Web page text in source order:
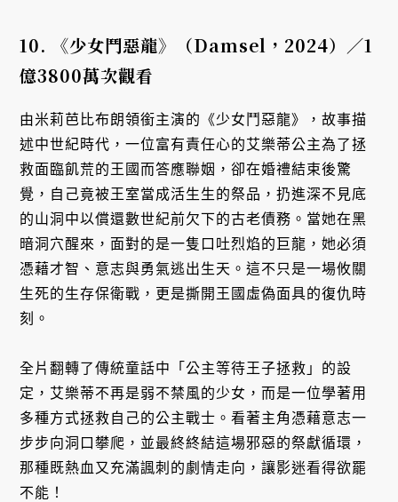
10. 《少女鬥惡龍》（Damsel ，2024）／1
億3800萬次觀看
由米莉芭比布朗領銜主演的《少女鬥惡龍》，故事描
述中世紀時代，一位富有責任心的艾樂蒂公主為了拯
救面臨飢荒的王國而答應聯姻，卻在婚禮結束後驚
覺，自己竟被王室當成活生生的祭品，扔進深不見底
的山洞中以償還數世紀前欠下的古老債務。當她在黑
暗洞穴醒來，面對的是一隻口吐烈焰的巨龍，她必須
憑藉才智、意志與勇氣逃出生天。這不只是一場攸關
生死的生存保衛戰，更是撕開王國虛偽面具的復仇時
刻。
全片翻轉了傳統童話中「公主等待王子拯救」的設
定，艾樂蒂不再是弱不禁風的少女，而是一位學著用
多種方式拯救自己的公主戰士。看著主角憑藉意志一
步步向洞口攀爬，並最終終結這場邪惡的祭獻循環，
那種既熱血又充滿諷刺的劇情走向，讓影迷看得欲罷
不能！